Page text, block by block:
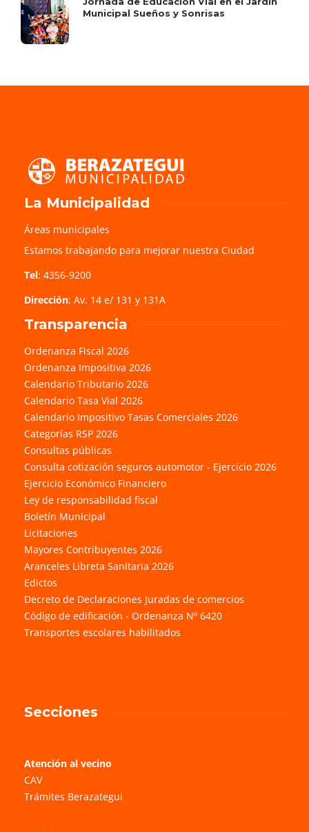
Municipal Sueños y Sonrisas
La Municipalidad
Áreas municipales
Estamos trabajando para mejorar nuestra Ciudad
Tel: 4356-9200
Dirección: Av. 14 e/ 131 y 131A
Transparencia
Ordenanza Fiscal 2026
Ordenanza Impositiva 2026
Calendario Tributario 2026
Calendario Tasa Vial 2026
Calendario Impositivo Tasas Comerciales 2026
Categorías RSP 2026
Consultas públicas
Consulta cotización seguros automotor - Ejercicio 2026
Ejercicio Económico Financiero
Ley de responsabilidad fiscal
Boletín Municipal
Licitaciones
Mayores Contribuyentes 2026
Aranceles Libreta Sanitaria 2026
Edictos
Decreto de Declaraciones Juradas de comercios
Código de edificación - Ordenanza Nº 6420
Transportes escolares habilitados
Secciones
Atención al vecino
CAV
Trámites Berazategui